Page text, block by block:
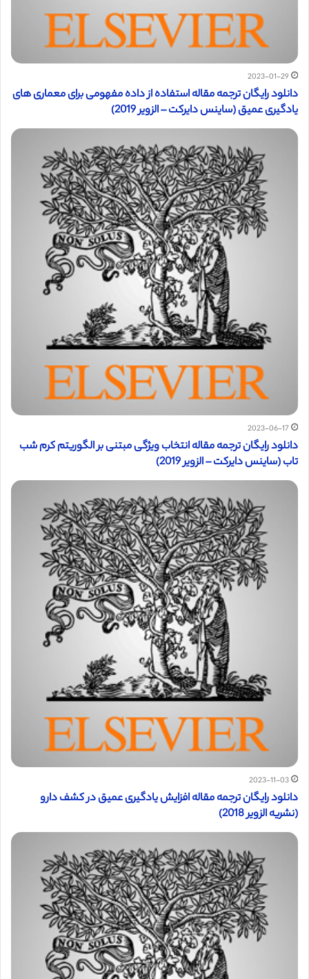
2023-01-29
دانلود رایگان ترجمه مقاله استفاده از داده مفهومی برای معماری های
یادگیری عمیق (ساینس دایرکت – الزویر 2019)
2023-06-17
دانلود رایگان ترجمه مقاله انتخاب ویژگی مبتنی بر الگوریتم کرم شب
تاب (ساینس دایرکت – الزویر 2019)
2023-11-03
دانلود رایگان ترجمه مقاله افزایش یادگیری عمیق در کشف دارو
(نشریه الزویر 2018)